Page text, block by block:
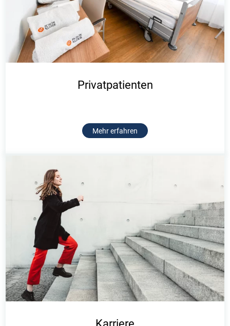
Privatpatienten
Mehr erfahren